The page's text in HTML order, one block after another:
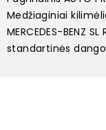
Medžiaginiai
MERCEDES-BENZ
standartinės